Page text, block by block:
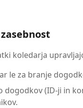
koledarja
le za branje
(ID-ji in